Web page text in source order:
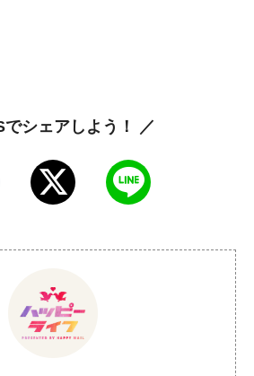
でシェアしよう！ ／